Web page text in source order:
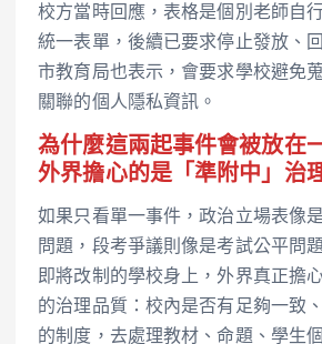
校方當時回應，表格是個別老師自
統一表單，後續已要求停止發放、
市教育局也表示，會要求學校避免
關聯的個人隱私資訊。
為什麼這兩起事件會被放在
外界擔心的是「準附中」治
如果只看單一事件，政治立場表像
問題，段考爭議則像是考試公平問
即將改制的學校身上，外界真正擔
的治理品質：校內是否有足夠一致
的制度，去處理教材、命題、學生